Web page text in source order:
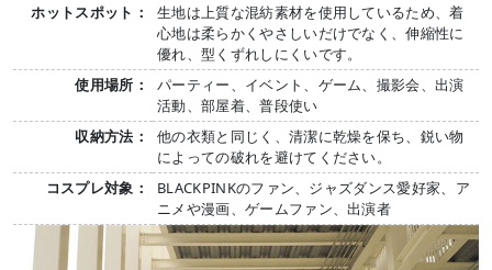
ホットスポット：
生地は上質な混紡素材を使用しているため、着
心地は柔らかくやさしいだけでなく、伸縮性に
優れ、型くずれしにくいです。
使用場所：
パーティー、イベント、ゲーム、撮影会、出演
活動、部屋着、普段使い
収納方法：
他の衣類と同じく、清潔に乾燥を保ち、鋭い物
によっての破れを避けてください。
コスプレ対象：
BLACKPINKのファン、ジャズダンス愛好家、ア
ニメや漫画、ゲームファン、出演者